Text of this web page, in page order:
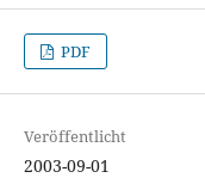
PDF
Veröffentlicht
2003-09-01